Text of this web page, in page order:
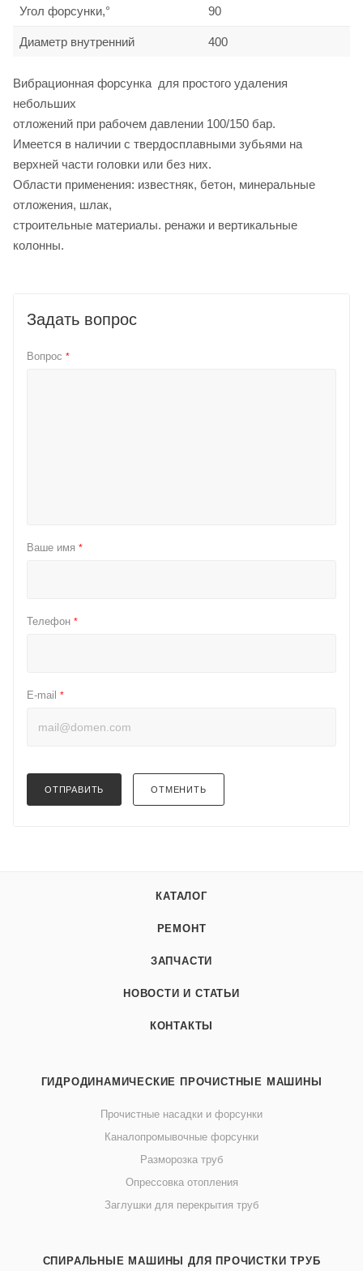
Угол форсунки,° 90
Диаметр внутренний 400
Вибрационная форсунка для простого удаления
небольших
отложений при рабочем давлении 100/150 бар.
Имеется в наличии с твердосплавными зубьями на
верхней части головки или без них.
Области применения: известняк, бетон, минеральные
отложения, шлак,
строительные материалы. ренажи и вертикальные
колонны.
Задать вопрос
Вопрос *
Ваше имя *
Телефон *
E-mail *
ОТПРАВИТЬ ОТМЕНИТЬ
КАТАЛОГ
РЕМОНТ
ЗАПЧАСТИ
НОВОСТИ И СТАТЬИ
КОНТАКТЫ
ГИДРОДИНАМИЧЕСКИЕ ПРОЧИСТНЫЕ МАШИНЫ
Прочистные насадки и форсунки
Каналопромывочные форсунки
Разморозка труб
Опрессовка отопления
Заглушки для перекрытия труб
СПИРАЛЬНЫЕ МАШИНЫ ДЛЯ ПРОЧИСТКИ ТРУБ